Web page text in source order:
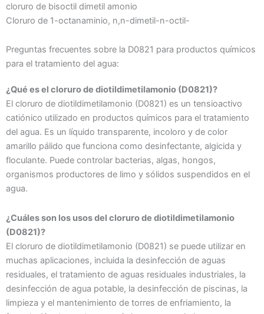
cloruro de bisoctil dimetil amonio
Cloruro de 1-octanaminio, n,n-dimetil-n-octil-
Preguntas frecuentes sobre la D0821 para productos químicos
para el tratamiento del agua:
¿Qué es el cloruro de diotildimetilamonio (D0821)?
El cloruro de diotildimetilamonio (D0821) es un tensioactivo
catiónico utilizado en productos químicos para el tratamiento
del agua. Es un líquido transparente, incoloro y de color
amarillo pálido que funciona como desinfectante, algicida y
floculante. Puede controlar bacterias, algas, hongos,
organismos productores de limo y sólidos suspendidos en el
agua.
¿Cuáles son los usos del cloruro de diotildimetilamonio
(D0821)?
El cloruro de diotildimetilamonio (D0821) se puede utilizar en
muchas aplicaciones, incluida la desinfección de aguas
residuales, el tratamiento de aguas residuales industriales, la
desinfección de agua potable, la desinfección de piscinas, la
limpieza y el mantenimiento de torres de enfriamiento, la